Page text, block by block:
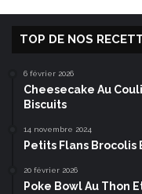
TOP DE NOS
6 février 2026
Cheesecake Au
Biscuits
14 novembre 2024
Petits Flans Brocolis
20 février 2026
Poke Bowl Au Thon